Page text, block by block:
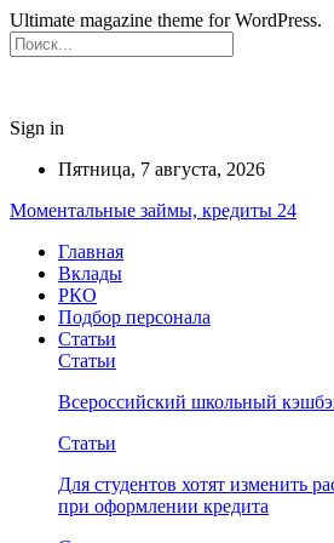
Ultimate magazine theme for WordPress.
Sign in
Пятница, 7 августа, 2026
Моментальные займы, кредиты 24
Главная
Вклады
РКО
Подбор персонала
Статьи
Статьи
Всероссийский школьный
Статьи
Для студентов хотят изменить
при оформлении кредита